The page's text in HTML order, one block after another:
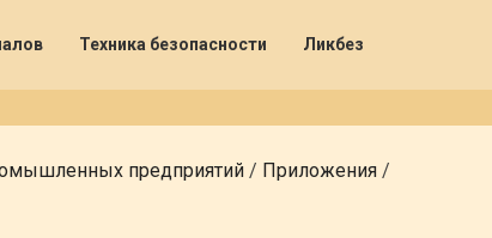
Техника безопасности Ликбез
предприятий / Приложения /